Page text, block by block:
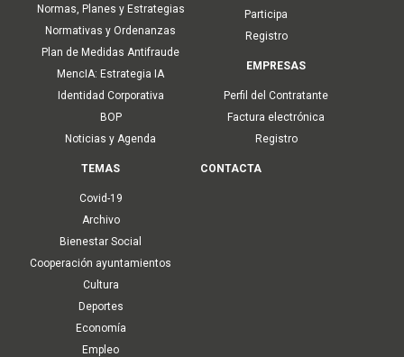
Normas, Planes y Estrategias
Normativas y Ordenanzas
Plan de Medidas Antifraude
MencIA: Estrategia IA
Identidad Corporativa
BOP
Noticias y Agenda
Participa
Registro
EMPRESAS
Perfil del Contratante
Factura electrónica
Registro
TEMAS
Covid-19
Archivo
Bienestar Social
Cooperación ayuntamientos
Cultura
Deportes
Economía
Empleo
CONTACTA